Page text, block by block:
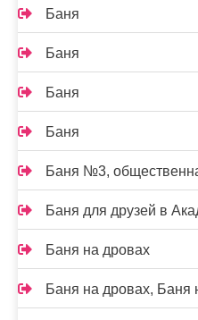
Баня
Баня
Баня
Баня
Баня №3,
Баня для друзей в
Баня на дровах
Баня на дровах, Баня